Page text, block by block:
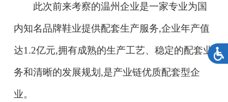
此次前来考察的温州企业是一家专业为国
内知名品牌鞋业提供配套生产服务,企业年产值
达1.2亿元,拥有成熟的生产工艺、稳定的配套业
务和清晰的发展规划,是产业链优质配套型企
业。